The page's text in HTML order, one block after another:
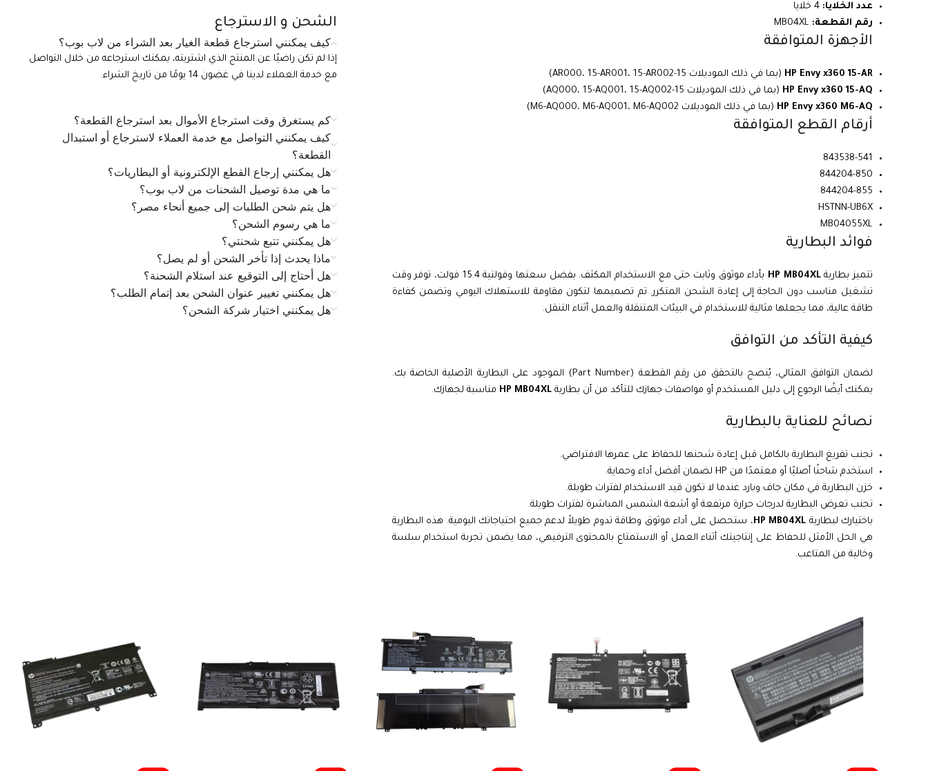
عدد الخلايا:
رقم القطعة:
الأجهزة المتوافقة
HP Envy x360 15-AR (بما في ذلك الموديلات 15-AR000، 15-AR001، 15-AR002)
HP Envy x360 15-AQ (بما في ذلك الموديلات 15-AQ000، 15-AQ001، 15-AQ002)
HP Envy x360 M6-AQ (بما في ذلك الموديلات M6-AQ000، M6-AQ001، M6-AQ002)
أرقام القطع المتوافقة
843538-541
844204-850
844204-855
HSTNN-UB6X
MB04055XL
فوائد البطارية
تتميز بطاريةHP MB04XL
بأداء موثوق وثابت حتى مع الاستخدام المكثف. بفضل سعتها وفولتية 15.4 فولت، توفر وقت
تشغيل مناسب دون الحاجة إلى إعادة الشحن المتكرر. تم تصميمها لتكون مقاومة للاستهلاك اليومي وتضمن كفاءة
طاقة عالية، مما يجعلها مثالية للاستخدام في البيئات المتنقلة والعمل أثناء التنقل.
كيفية التأكد من التوافق
لضمان التوافق المثالي، يُنصح بالتحقق من رقم القطعة (Part Number) الموجود على البطارية الأصلية الخاصة بك.
يمكنك أيضًا الرجوع إلى دليل المستخدم أو مواصفات جهازك للتأكد من أن بطارية HP MB04XL مناسبة لجهازك.
نصائح للعناية بالبطارية
تجنب تفريغ البطارية بالكامل قبل إعادة شحنها للحفاظ على عمرها الافتراضي.
استخدم شاحنًا أصليًا أو معتمدًا من HP لضمان أفضل أداء وحماية.
خزن البطارية في مكان جاف وبارد عندما لا تكون قيد الاستخدام لفترات طويلة.
تجنب تعرض البطارية لدرجات حرارة مرتفعة أو أشعة الشمس المباشرة لفترات طويلة.
باختيارك لبطارية HP MB04XL، ستحصل على أداء موثوق وطاقة تدوم طويلاً لدعم جميع احتياجاتك اليومية. هذه البطارية
هي الحل الأمثل للحفاظ على إنتاجيتك أثناء العمل أو الاستمتاع بالمحتوى الترفيهي، مما يضمن تجربة استخدام سلسة
وخالية من المتاعب.
الشحن و الاسترجاع
كيف يمكنني استرجاع قطعة الغيار بعد الشراء من لاب بوب؟
إذا لم تكن راضيًا عن المنتج الذي اشتريته، يمكنك استرجاعه من خلال التواصل
مع خدمة العملاء لدينا في غضون 14 يومًا من تاريخ الشراء.
كم يستغرق وقت استرجاع الأموال بعد استرجاع القطعة؟
كيف يمكنني التواصل مع خدمة العملاء لاسترجاع أو استبدال
القطعة؟
هل يمكنني إرجاع القطع الإلكترونية أو البطاريات؟
ما هي مدة توصيل الشحنات من لاب بوب؟
هل يتم شحن الطلبات إلى جميع أنحاء مصر؟
ما هي رسوم الشحن؟
هل يمكنني تتبع شحنتي؟
ماذا يحدث إذا تأخر الشحن أو لم يصل؟
هل أحتاج إلى التوقيع عند استلام الشحنة؟
هل يمكنني تغيير عنوان الشحن بعد إتمام الطلب؟
هل يمكنني اختيار شركة الشحن؟